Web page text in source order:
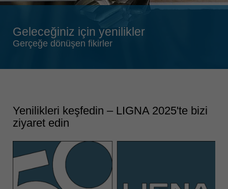
Singapore
Slovenija
slovenski
Việt Nam
Geleceğiniz için yenilikler
Gerçeğe dönüşen fikirler
Yenilikleri keşfedin – LIGNA 2025'te bizi
ziyaret edin